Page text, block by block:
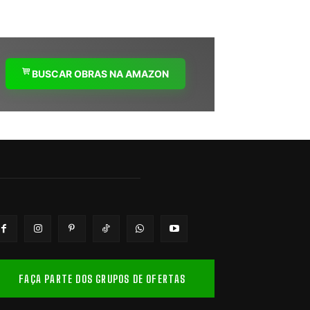
BUSCAR OBRAS NA AMAZON
FAÇA PARTE DOS GRUPOS DE OFERTAS